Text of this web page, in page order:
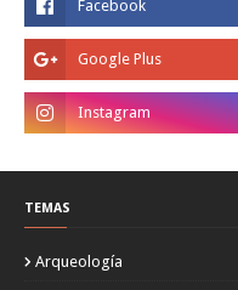
TEMAS
Arqueología